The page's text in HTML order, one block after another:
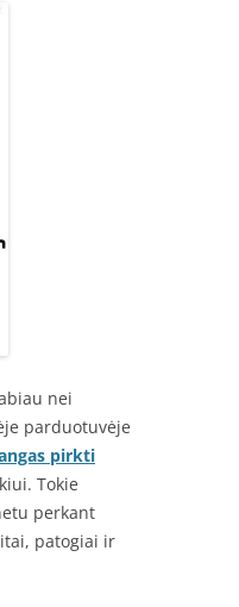
nei
parduotuvėje
pirkti
Tokie
perkant
patogiai ir